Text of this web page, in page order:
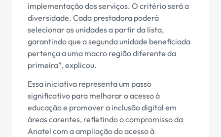
implementação dos serviços. O critério será a
diversidade. Cada prestadora poderá
selecionar as unidades a partir da lista,
garantindo que a segunda unidade beneficiada
pertença a uma macro região diferente da
primeira”, explicou.
Essa iniciativa representa um passo
significativo para melhorar o acesso à
educação e promover a inclusão digital em
áreas carentes, refletindo o compromisso da
Anatel com a ampliação do acesso à